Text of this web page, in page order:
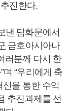
진한다.
낸 담화문에서
금호아시아나
러분께 다시 한
“우리에게 축
을 통한 수익
추진과제를 선